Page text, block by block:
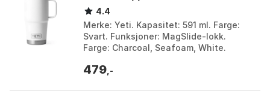
4.4
Merke: Yeti. Kapasitet: 591 ml. Farge:
Svart. Funksjoner: MagSlide-lokk.
Farge: Charcoal, Seafoam, White.
479 ,-